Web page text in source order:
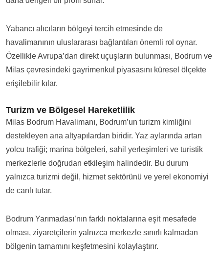
Yabancı alıcıların bölgeyi tercih etmesinde de
havalimanının uluslararası bağlantıları önemli rol oynar.
Özellikle Avrupa’dan direkt uçuşların bulunması, Bodrum ve
Milas çevresindeki gayrimenkul piyasasını küresel ölçekte
erişilebilir kılar.
Turizm ve Bölgesel Hareketlilik
Milas Bodrum Havalimanı, Bodrum’un turizm kimliğini
destekleyen ana altyapılardan biridir. Yaz aylarında artan
yolcu trafiği; marina bölgeleri, sahil yerleşimleri ve turistik
merkezlerle doğrudan etkileşim halindedir. Bu durum
yalnızca turizmi değil, hizmet sektörünü ve yerel ekonomiyi
de canlı tutar.
Bodrum Yarımadası’nın farklı noktalarına eşit mesafede
olması, ziyaretçilerin yalnızca merkezle sınırlı kalmadan
bölgenin tamamını keşfetmesini kolaylaştırır.